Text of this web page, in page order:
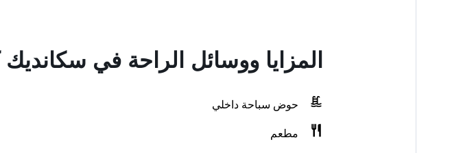
المزايا ووسائل الراحة في سكانديك
حوض سباحة داخلي
مطعم